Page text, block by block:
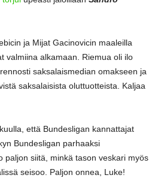
ja Mijat Gacinovicin maaleilla
valmiina alkamaan. Riemua oli ilo
saksalaismedian omakseen ja
saksalaisista oluttuotteista. Kaljaa
että Bundesligan kannattajat
Bundesligan parhaaksi
paljon siitä, minkä tason veskari myös
seisoo. Paljon onnea, Luke!